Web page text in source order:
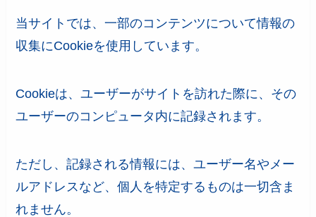
当サイトでは、一部のコンテンツについて情報の
収集にCookieを使用しています。
Cookieは、ユーザーがサイトを訪れた際に、その
ユーザーのコンピュータ内に記録されます。
ただし、記録される情報には、ユーザー名やメー
ルアドレスなど、個人を特定するものは一切含ま
れません。